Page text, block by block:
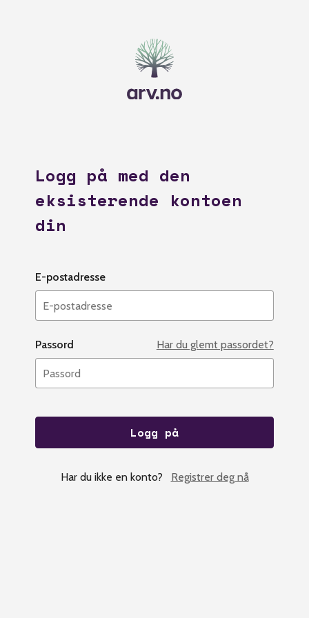
Logg på med den
eksisterende kontoen
din
E-postadresse
Passord Har du glemt passordet?
Logg på
Har du ikke en konto? Registrer deg nå